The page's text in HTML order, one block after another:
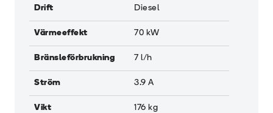
Drift Diesel
Värmeeffekt 70 kW
Bränsleförbrukning 7 l/h
Ström 3.9 A
Vikt 176 kg